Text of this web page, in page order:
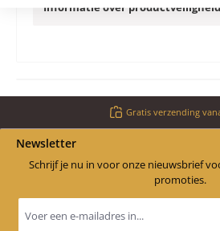
Informatie over productveiligheid
Gratis verzending
Newsletter
Schrijf je nu in voor onze nieuwsbrief
promoties.
mailadres